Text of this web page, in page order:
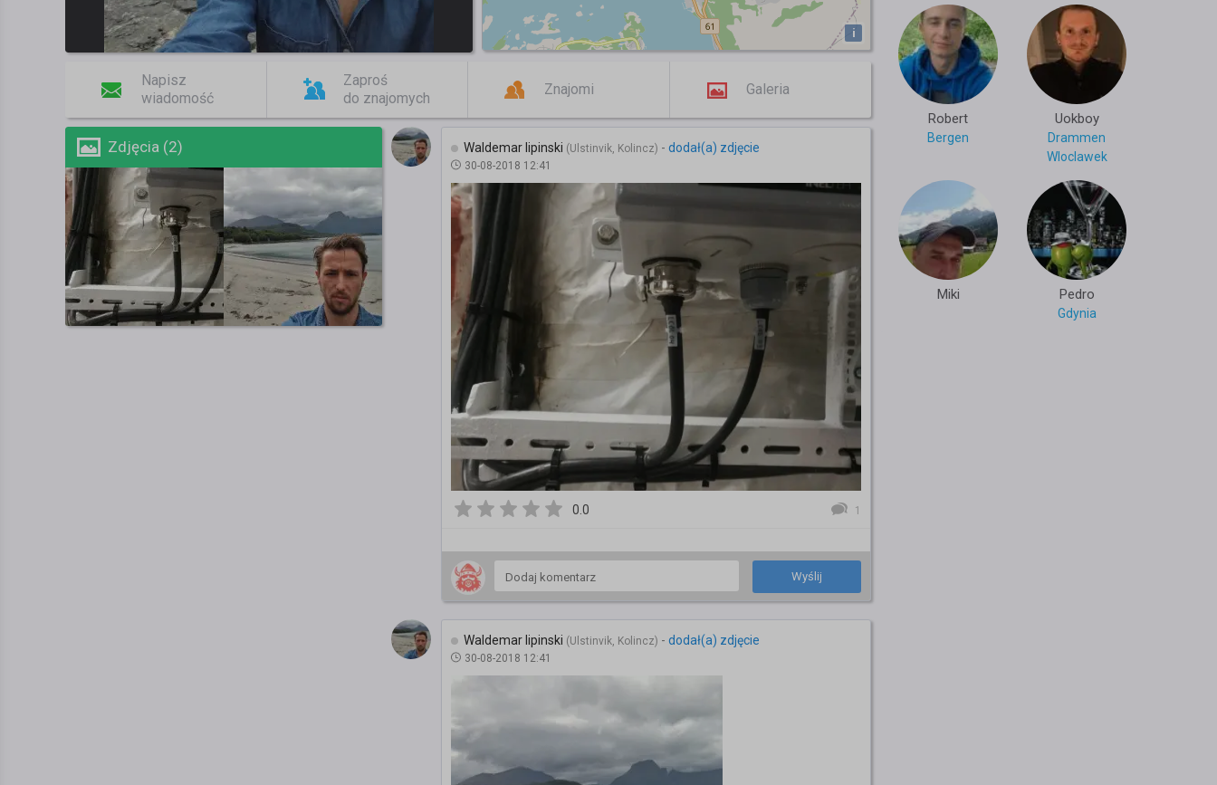
i
Napisz
wiadomość
Zaproś
do znajomych
Znajomi Galeria
Zdjęcia (2) Waldemar lipinski (Ulstinvik, Kolincz) - dodał(a) zdjęcie
30-08-2018 12:41
0.0 1
Wyślij
Waldemar lipinski (Ulstinvik, Kolincz) - dodał(a) zdjęcie
30-08-2018 12:41
Robert
Bergen
Uokboy
Drammen
Wloclawek
Miki Pedro
Gdynia